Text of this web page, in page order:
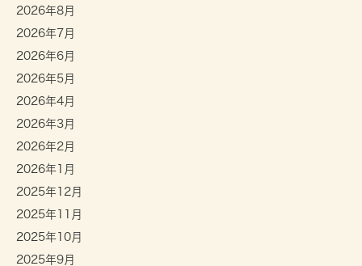
2026年8月
2026年7月
2026年6月
2026年5月
2026年4月
2026年3月
2026年2月
2026年1月
2025年12月
2025年11月
2025年10月
2025年9月